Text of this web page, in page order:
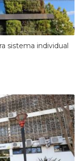
sistema individual